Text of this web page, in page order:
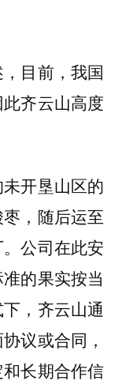
目前，我国
齐云山高度
开垦山区的
，随后运至
公司在此安
的果实按当
，齐云山通
议或合同，
长期合作信